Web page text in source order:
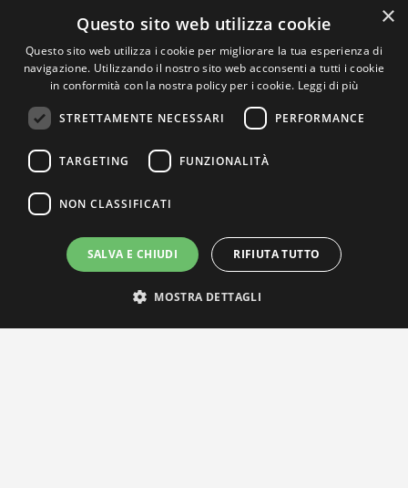
×
Questo sito web utilizza cookie
Questo sito web utilizza i cookie per migliorare la tua esperienza di
navigazione. Utilizzando il nostro sito web acconsenti a tutti i cookie
in conformità con la nostra policy per i cookie. Leggi di più
STRETTAMENTE NECESSARI PERFORMANCE
TARGETING FUNZIONALITÀ
NON CLASSIFICATI
SALVA E CHIUDI RIFIUTA TUTTO
MOSTRA DETTAGLI